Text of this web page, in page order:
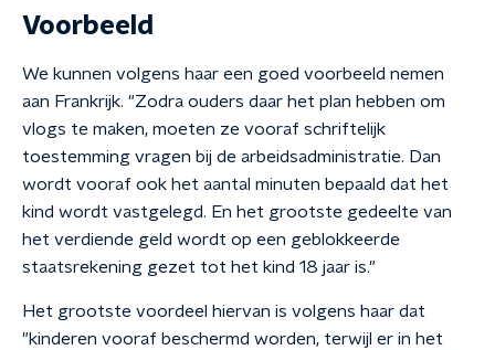
Voorbeeld
We kunnen volgens haar een goed voorbeeld nemen
aan Frankrijk. "Zodra ouders daar het plan hebben om
vlogs te maken, moeten ze vooraf schriftelijk
toestemming vragen bij de arbeidsadministratie. Dan
wordt vooraf ook het aantal minuten bepaald dat het
kind wordt vastgelegd. En het grootste gedeelte van
het verdiende geld wordt op een geblokkeerde
staatsrekening gezet tot het kind 18 jaar is."
Het grootste voordeel hiervan is volgens haar dat
"kinderen vooraf beschermd worden, terwijl er in het